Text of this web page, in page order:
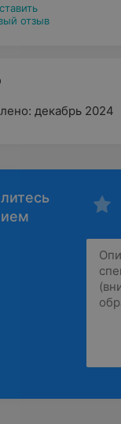
отзыв
декабрь 2024